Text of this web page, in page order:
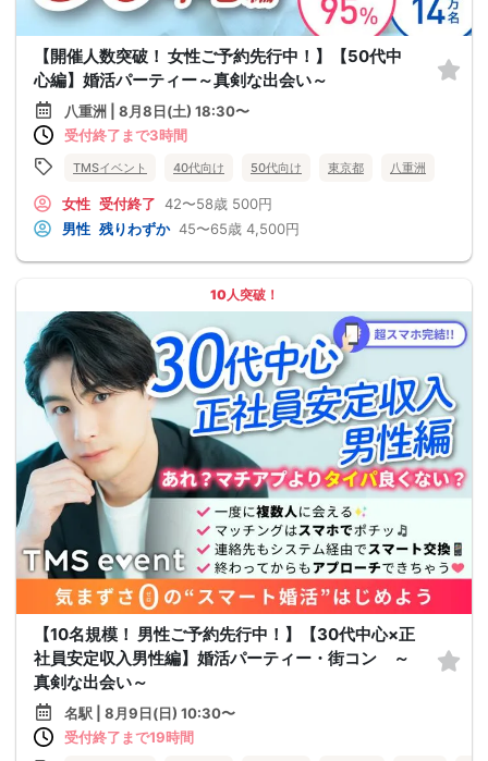
【開催人数突破！ 女性ご予約先行中！】【50代中
心編】婚活パーティー～真剣な出会い～
八重洲 | 8月8日(土) 18:30〜
受付終了まで3時間
TMSイベント 40代向け 50代向け 東京都 八重洲
女性 受付終了 42〜58歳 500円
男性 残りわずか 45〜65歳 4,500円
10人突破！
【10名規模！ 男性ご予約先行中！】【30代中心×正
社員安定収入男性編】婚活パーティー・街コン ～
真剣な出会い～
名駅 | 8月9日(日) 10:30〜
受付終了まで19時間